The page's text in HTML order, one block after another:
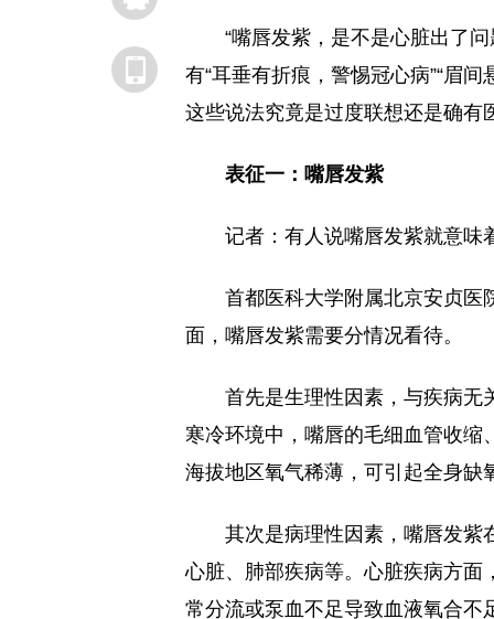
“嘴唇发紫，是不是心脏出了
有“耳垂有折痕，警惕冠心病”“眉
这些说法究竟是过度联想还是确有
表征一：嘴唇发紫
记者：有人说嘴唇发紫就意味
首都医科大学附属北京安贞医
面，嘴唇发紫需要分情况看待。
首先是生理性因素，与疾病无
寒冷环境中，嘴唇的毛细血管收缩
海拔地区氧气稀薄，可引起全身缺
其次是病理性因素，嘴唇发紫
心脏、肺部疾病等。心脏疾病方面
常分流或泵血不足导致血液氧合不